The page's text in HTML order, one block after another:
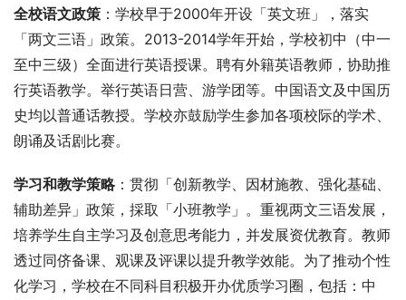
全校语文政策 ：学校早于2000年开设「英文班」，落实
「两文三语」政策。2013-2014学年开始，学校初中（中一
至中三级）全面进行英语授课。聘有外籍英语教师，协助推
行英语教学。举行英语日营、游学团等。中国语文及中国历
史均以普通话教授。学校亦鼓励学生参加各项校际的学术、
朗诵及话剧比赛。
学习和教学策略：贯彻「创新教学、因材施教、强化基础、
辅助差异」政策，採取「小班教学」。重视两文三语发展，
培养学生自主学习及创意思考能力，并发展资优教育。教师
透过同侪备课、观课及评课以提升教学效能。为了推动个性
化学习，学校在不同科目积极开办优质学习圈，包括：中